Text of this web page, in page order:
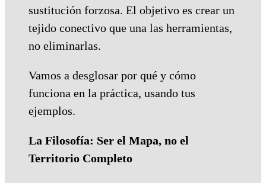
sustitución forzosa. El objetivo es crear un
tejido conectivo que una las herramientas,
no eliminarlas.
Vamos a desglosar por qué y cómo
funciona en la práctica, usando tus
ejemplos.
La Filosofía: Ser el Mapa, no el
Territorio Completo